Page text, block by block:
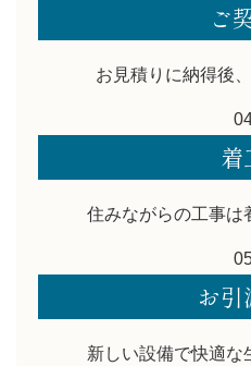
ご
お見積りに納得後
着
住みながらの工事は
お引
新しい設備で快適な